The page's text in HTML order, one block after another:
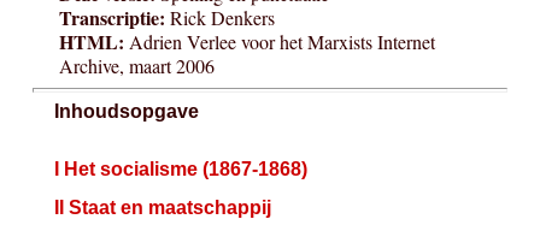
Transcriptie: Rick Denkers
HTML: Adrien Verlee voor het Marxists Internet
Archive, maart 2006
Inhoudsopgave
I Het socialisme (1867-1868)
II Staat en maatschappij